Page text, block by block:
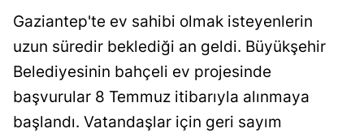
Antalya
Artvin
Aydın
Balıkesir
Gaziantep'te ev sahibi olmak isteyenlerin
uzun süredir beklediği an geldi. Büyükşehir
Belediyesinin bahçeli ev projesinde
başvurular 8 Temmuz itibarıyla alınmaya
başlandı. Vatandaşlar için geri sayım